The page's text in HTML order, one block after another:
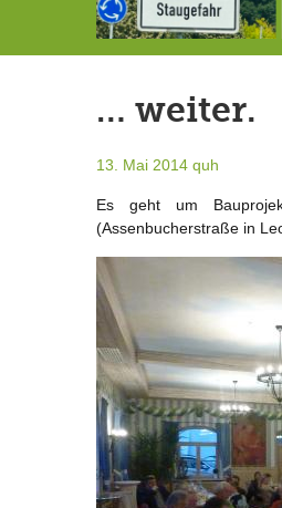
… weiter.
13. Mai 2014 quh
Es geht um
(Assenbucherstraße in